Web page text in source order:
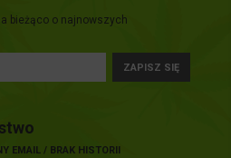
bieżąco o najnowszych
ZAPISZ SIĘ
EMAIL / BRAK HISTORII